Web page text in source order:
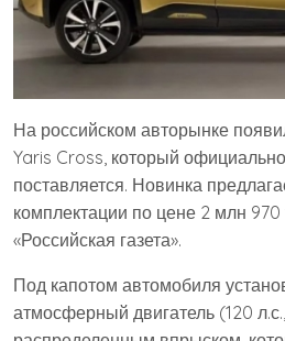
На российском авторынке
Yaris Cross, который
поставляется. Новинка
комплектации по цене 2 млн
«Российская газета».
Под капотом автомобиля
атмосферный двигатель (120